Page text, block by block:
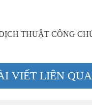
THUẬT CÔNG
VIẾT LIÊN